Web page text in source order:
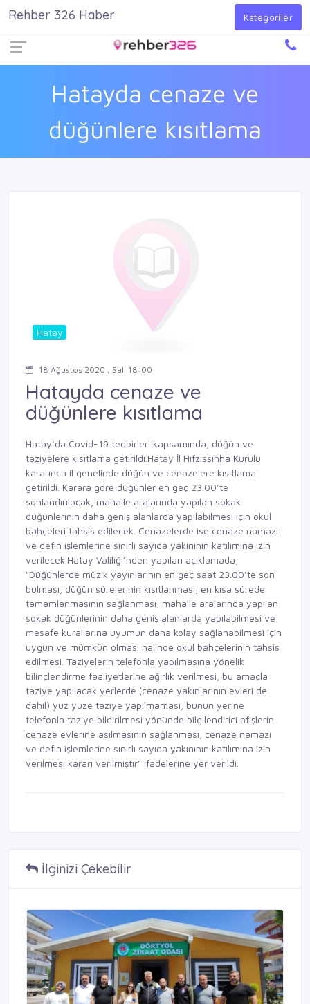
Giriş Yap
Hatayda cenaze ve
düğünlere kısıtlama
Rehber 326 Haber Kategoriler
Hatay
18 Ağustos 2020 , Salı 18:00
Hatayda cenaze ve
düğünlere kısıtlama
Hatay’da Covid-19 tedbirleri kapsamında, düğün ve
taziyelere kısıtlama getirildi.Hatay İl Hıfzıssıhha Kurulu
kararınca il genelinde düğün ve cenazelere kısıtlama
getirildi. Karara göre düğünler en geç 23.00’te
sonlandırılacak, mahalle aralarında yapılan sokak
düğünlerinin daha geniş alanlarda yapılabilmesi için okul
bahçeleri tahsis edilecek. Cenazelerde ise cenaze namazı
ve defin işlemlerine sınırlı sayıda yakınının katılımına izin
verilecek.Hatay Valiliği’nden yapılan açıklamada,
"Düğünlerde müzik yayınlarının en geç saat 23.00’te son
bulması, düğün sürelerinin kısıtlanması, en kısa sürede
tamamlanmasının sağlanması, mahalle aralarında yapılan
sokak düğünlerinin daha geniş alanlarda yapılabilmesi ve
mesafe kurallarına uyumun daha kolay sağlanabilmesi için
uygun ve mümkün olması halinde okul bahçelerinin tahsis
edilmesi. Taziyelerin telefonla yapılmasına yönelik
bilinçlendirme faaliyetlerine ağırlık verilmesi, bu amaçla
taziye yapılacak yerlerde (cenaze yakınlarının evleri de
dahil) yüz yüze taziye yapılmaması, bunun yerine
telefonla taziye bildirilmesi yönünde bilgilendirici afişlerin
cenaze evlerine asılmasının sağlanması, cenaze namazı
ve defin işlemlerine sınırlı sayıda yakınının katılımına izin
verilmesi kararı verilmiştir" ifadelerine yer verildi.
İlginizi Çekebilir